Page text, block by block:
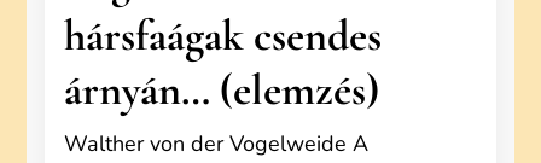
hársfaágak csendes
árnyán… (elemzés)
Walther von der Vogelweide A